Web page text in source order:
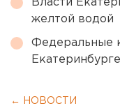
Власти
желтой водой
Федеральные
← НОВОСТИ